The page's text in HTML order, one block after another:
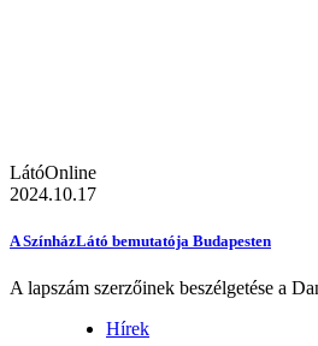
LátóOnline
2024.10.17
A SzínházLátó bemutatója Budapesten
A lapszám szerzőinek beszélgetése a
Hírek